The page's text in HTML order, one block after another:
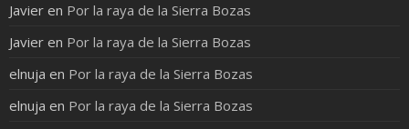
Javier en Por la raya de la Sierra Bozas
Javier en Por la raya de la Sierra Bozas
elnuja en Por la raya de la Sierra Bozas
elnuja en Por la raya de la Sierra Bozas